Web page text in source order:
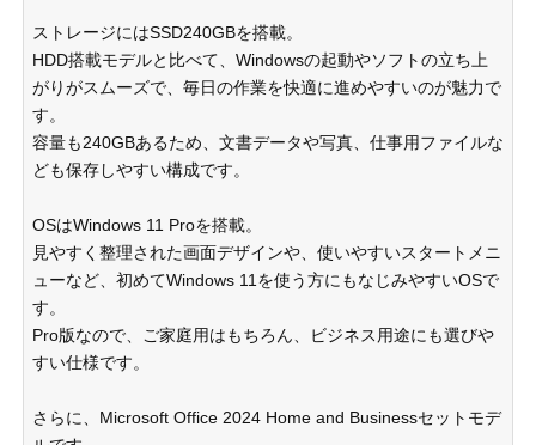
ストレージにはSSD240GBを搭載。
HDD搭載モデルと比べて、Windowsの起動やソフトの立ち上
がりがスムーズで、毎日の作業を快適に進めやすいのが魅力で
す。
容量も240GBあるため、文書データや写真、仕事用ファイルな
ども保存しやすい構成です。
OSはWindows 11 Proを搭載。
見やすく整理された画面デザインや、使いやすいスタートメニ
ューなど、初めてWindows 11を使う方にもなじみやすいOSで
す。
Pro版なので、ご家庭用はもちろん、ビジネス用途にも選びや
すい仕様です。
さらに、Microsoft Office 2024 Home and Businessセットモデ